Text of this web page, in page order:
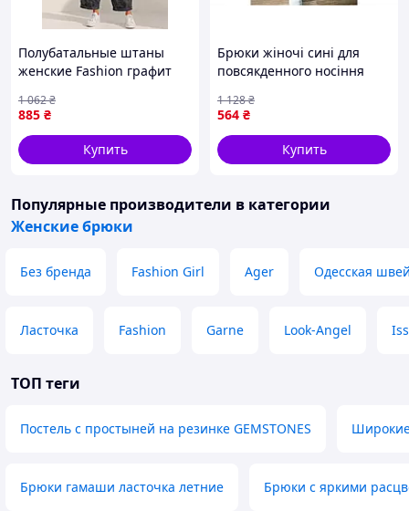
Полубатальные штаны
женские Fashion графит
46-48, 50-52, длина 72-107
см
885 ₴
1 062₴
Купить
Брюки жіночі сині для
повсякденного носіння
роботи та відпочинку
564 ₴
1 128₴
Купить
Популярные производители в категории
Женские брюки
Без бренда Fashion Girl Ager Одесская
Ласточка Fashion Garne Look-Angel
ТОП теги
Постель с простыней на резинке GEMSTONES
Брюки гамаши ласточка летние Брюки с яркими